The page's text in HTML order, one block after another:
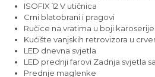
ISOFIX 12 V utičnica
Crni blatobrani i pragovi
Ručice na vratima u boji karoserije
Kućište vanjskih retrovizora u
LED dnevna svjetla
LED prednji farovi Zadnja svjetla
Prednje maglenke